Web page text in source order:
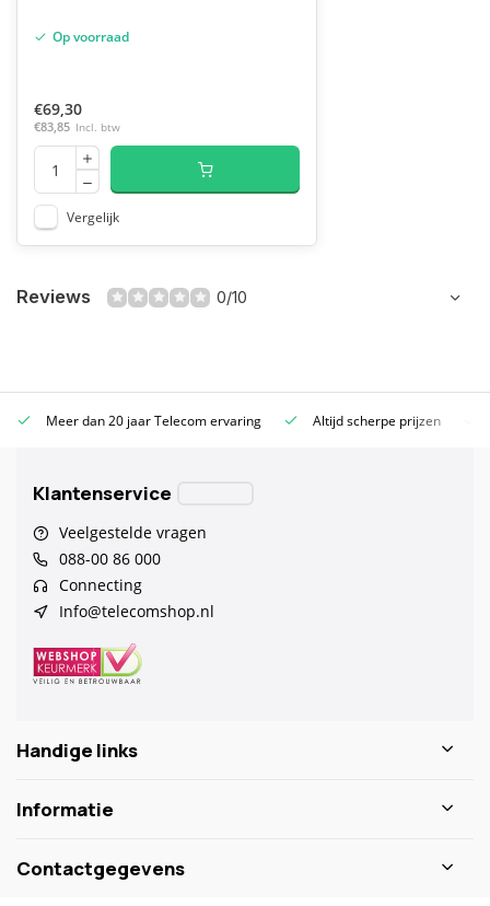
Op voorraad
€69,30
€83,85 Incl. btw
Vergelijk
Reviews 0/10
Meer dan 20 jaar Telecom ervaring Altijd scherpe prijzen
Klantenservice
Veelgestelde vragen
088-00 86 000
Connecting
Info@telecomshop.nl
Handige links
Informatie
Contactgegevens